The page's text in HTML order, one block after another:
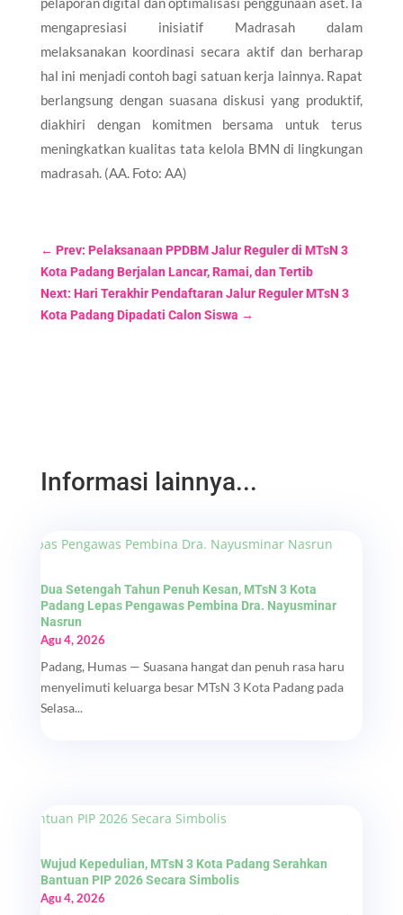
mengapresiasi inisiatif Madrasah dalam
melaksanakan koordinasi secara aktif dan berharap
hal ini menjadi contoh bagi satuan kerja lainnya. Rapat
berlangsung dengan suasana diskusi yang produktif,
diakhiri dengan komitmen bersama untuk terus
meningkatkan kualitas tata kelola BMN di lingkungan
madrasah. (AA. Foto: AA)
← Prev: Pelaksanaan PPDBM Jalur Reguler di MTsN 3
Kota Padang Berjalan Lancar, Ramai, dan Tertib
Next: Hari Terakhir Pendaftaran Jalur Reguler MTsN 3
Kota Padang Dipadati Calon Siswa →
Informasi lainnya...
Dua Setengah Tahun Penuh Kesan, MTsN 3 Kota
Padang Lepas Pengawas Pembina Dra. Nayusminar
Nasrun
Agu 4, 2026
Padang, Humas — Suasana hangat dan penuh rasa haru
menyelimuti keluarga besar MTsN 3 Kota Padang pada
Selasa...
Wujud Kepedulian, MTsN 3 Kota Padang Serahkan
Bantuan PIP 2026 Secara Simbolis
Agu 4, 2026